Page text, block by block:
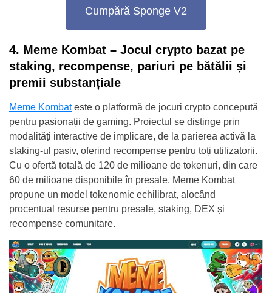
Cumpără Sponge V2
4. Meme Kombat – Jocul crypto bazat pe
staking, recompense, pariuri pe bătălii și
premii substanțiale
Meme Kombateste o platformă de jocuri crypto concepută
pentru pasionații de gaming. Proiectul se distinge prin
modalități interactive de implicare, de la parierea activă la
staking-ul pasiv, oferind recompense pentru toți utilizatorii.
Cu o ofertă totală de 120 de milioane de tokenuri, din care
60 de milioane disponibile în presale, Meme Kombat
propune un model tokenomic echilibrat, alocând
procentual resurse pentru presale, staking, DEX și
recompense comunitare.